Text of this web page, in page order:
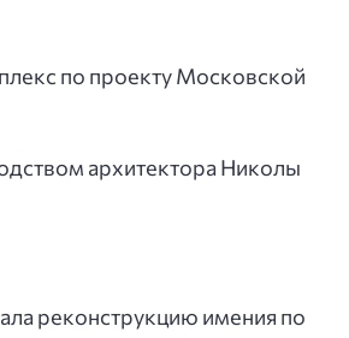
по проекту Московской
архитектора Николы
реконструкцию имения по